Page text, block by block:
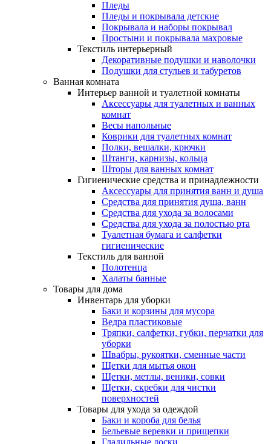
Пледы
Пледы и покрывала детские
Покрывала и наборы покрывал
Простыни и покрывала махровые
Текстиль интерьерный
Декоративные подушки и наволочки
Подушки для стульев и табуретов
Ванная комната
Интерьер ванной и туалетной комнаты
Аксессуары для туалетных и ванных
комнат
Весы напольные
Коврики для туалетных комнат
Полки, вешалки, крючки
Штанги, карнизы, кольца
Шторы для ванных комнат
Гигиенические средства и принадлежности
Аксессуары для принятия ванн и душа
Средства для принятия душа, ванн
Средства для ухода за волосами
Средства для ухода за полостью рта
Туалетная бумага и салфетки
гигиенические
Текстиль для ванной
Полотенца
Халаты банные
Товары для дома
Инвентарь для уборки
Баки и корзины для мусора
Ведра пластиковые
Тряпки, салфетки, губки, перчатки для
уборки
Швабры, рукоятки, сменные части
Щетки для мытья окон
Щетки, метлы, веники, совки
Щетки, скребки для чистки
поверхностей
Товары для ухода за одеждой
Баки и короба для белья
Бельевые веревки и прищепки
Гладильные доски